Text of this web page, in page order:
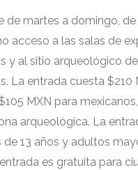
de martes a domingo,
acceso a las salas de
y al sitio arqueológico
La entrada cuesta $210
MXN para
arqueológica. La
de 13 años y adultos
es gratuita para